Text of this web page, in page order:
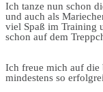
Ich tanze nun schon
und auch als
viel Spaß im Training
schon auf dem
Ich freue mich auf die
mindestens so